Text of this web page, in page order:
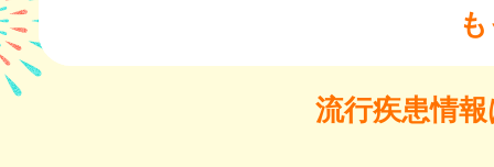
流行疾患情